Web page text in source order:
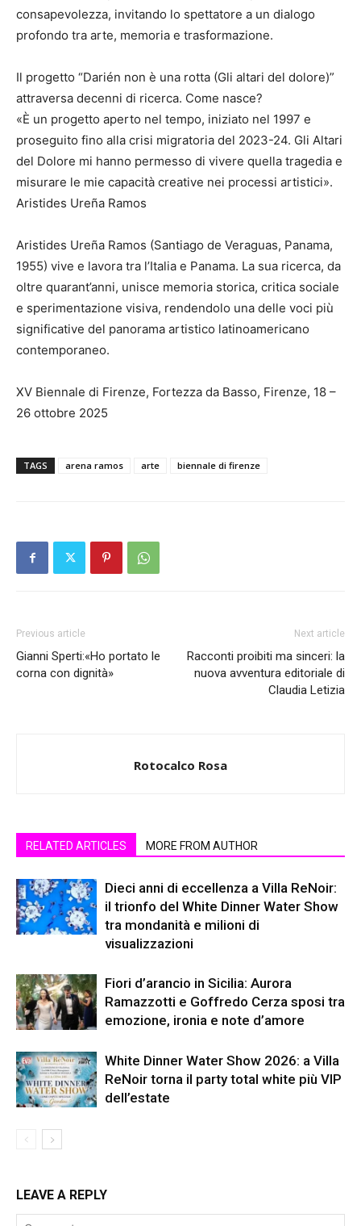
consapevolezza, invitando lo spettatore a un dialogo
profondo tra arte, memoria e trasformazione.
Il progetto “Darién non è una rotta (Gli altari del dolore)”
attraversa decenni di ricerca. Come nasce?
«È un progetto aperto nel tempo, iniziato nel 1997 e
proseguito fino alla crisi migratoria del 2023-24. Gli Altari
del Dolore mi hanno permesso di vivere quella tragedia e
misurare le mie capacità creative nei processi artistici».
Aristides Ureña Ramos
Aristides Ureña Ramos (Santiago de Veraguas, Panama,
1955) vive e lavora tra l’Italia e Panama. La sua ricerca, da
oltre quarant’anni, unisce memoria storica, critica sociale
e sperimentazione visiva, rendendolo una delle voci più
significative del panorama artistico latinoamericano
contemporaneo.
XV Biennale di Firenze, Fortezza da Basso, Firenze, 18 –
26 ottobre 2025
TAGS arena ramos arte biennale di firenze
Previous article
Gianni Sperti:«Ho portato le
corna con dignità»
Next article
Racconti proibiti ma sinceri: la
nuova avventura editoriale di
Claudia Letizia
Rotocalco Rosa
RELATED ARTICLES MORE FROM AUTHOR
Dieci anni di eccellenza a Villa ReNoir:
il trionfo del White Dinner Water Show
tra mondanità e milioni di
visualizzazioni
Fiori d’arancio in Sicilia: Aurora
Ramazzotti e Goffredo Cerza sposi tra
emozione, ironia e note d’amore
White Dinner Water Show 2026: a Villa
ReNoir torna il party total white più VIP
dell’estate
LEAVE A REPLY